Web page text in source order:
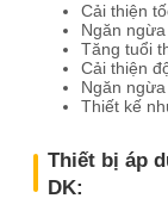
Cải thiện
Ngăn
Tăng tuổi
Cải thiện
Ngăn
Thiết kế
Thiết bị áp
DK: